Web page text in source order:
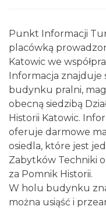
Punkt Informacji
placówką
Katowic we
Informacja znajduje
budynku pralni,
obecną siedzibą
Historii Katowic.
oferuje darmowe
osiedla, które jest
Zabytków Techniki
za Pomnik Historii.
W holu budynku
można usiąść i